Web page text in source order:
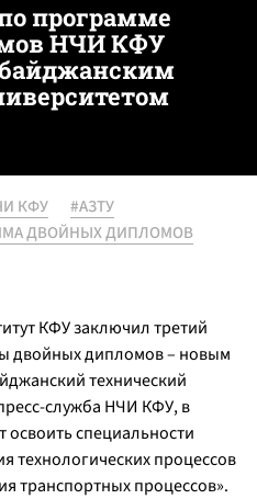
программе
НЧИ КФУ
КФУ
#АЗТУ
ДВОЙНЫХ ДИПЛОМОВ
КФУ заключил третий
двойных дипломов – новым
технический
служба НЧИ КФУ, в
освоить специальности
технологических процессов
транспортных процессов».